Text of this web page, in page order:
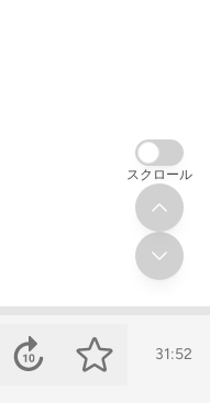
31:52
スクロール